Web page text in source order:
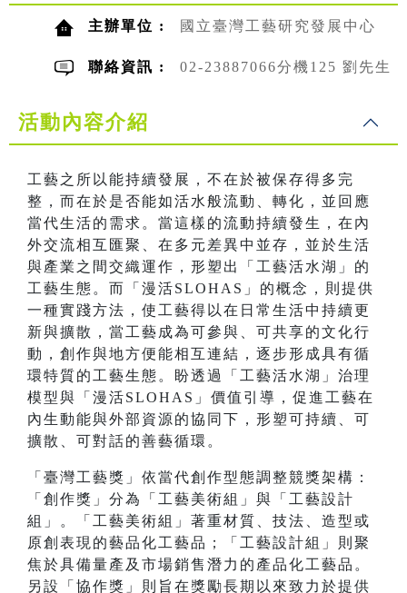
主辦單位 : 國立臺灣工藝研究發展中心
聯絡資訊 : 02-23887066分機125 劉先生
活動內容介紹
工藝之所以能持續發展，不在於被保存得多完
整，而在於是否能如活水般流動、轉化，並回應
當代生活的需求。當這樣的流動持續發生，在內
外交流相互匯聚、在多元差異中並存，並於生活
與產業之間交織運作，形塑出「工藝活水湖」的
工藝生態。而「漫活SLOHAS」的概念，則提供
一種實踐方法，使工藝得以在日常生活中持續更
新與擴散，當工藝成為可參與、可共享的文化行
動，創作與地方便能相互連結，逐步形成具有循
環特質的工藝生態。盼透過「工藝活水湖」治理
模型與「漫活SLOHAS」價值引導，促進工藝在
內生動能與外部資源的協同下，形塑可持續、可
擴散、可對話的善藝循環。
「臺灣工藝獎」依當代創作型態調整競獎架構：
「創作獎」分為「工藝美術組」與「工藝設計
組」。「工藝美術組」著重材質、技法、造型或
原創表現的藝品化工藝品；「工藝設計組」則聚
焦於具備量產及市場銷售潛力的產品化工藝品。
另設「協作獎」則旨在獎勵長期以來致力於提供